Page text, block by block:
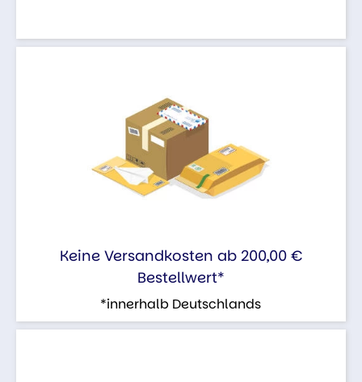
Keine Versandkosten ab 200,00 €
Bestellwert*
*innerhalb Deutschlands